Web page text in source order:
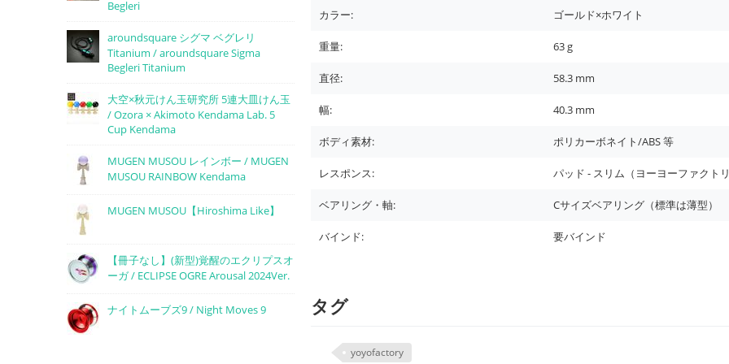
Begleri
aroundsquare シグマ ベグレリ
Titanium / aroundsquare Sigma
Begleri Titanium
大空×秋元けん玉研究所 5連大皿けん玉
/ Ozora × Akimoto Kendama Lab. 5
Cup Kendama
MUGEN MUSOU レインボー / MUGEN
MUSOU RAINBOW Kendama
MUGEN MUSOU【Hiroshima Like】
【冊子なし】(新型)覚醒のエクリプスオ
ーガ / ECLIPSE OGRE Arousal 2024Ver.
ナイトムーブズ9 / Night Moves 9
カラー: ゴールド×ホワイト
重量: 63g
直径: 58.3 mm
幅: 40.3 mm
ボディ素材: ポリカーボネイト/ABS 等
レスポンス: パッド - スリム（ヨーヨーファクト
ベアリング・軸: Cサイズベアリング（標準は薄型）
バインド: 要バインド
タグ
yoyofactory